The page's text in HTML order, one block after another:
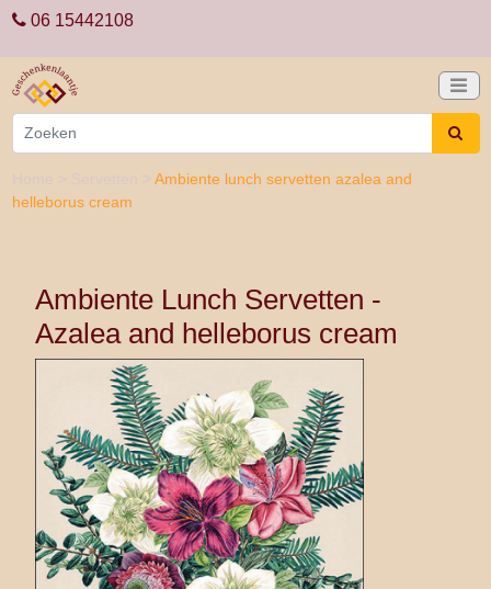
06 15442108
Ambiente lunch servetten azalea and
helleborus cream
Ambiente Lunch Servetten -
Azalea and helleborus cream